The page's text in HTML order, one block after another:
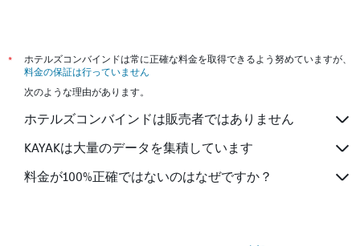
トーン ホテル セセイ
スカンディック ゴ グレンセン 20
トーン ホテル スロッツパルケン
スカンディック ウーラヴズ プラス
トーン ホテル スペクトロム
スカンディック カール ヨハン
*
ホテルズコンバインドは常に正確な料金を取得できるよう努めていますが、
料金の保証は行っていません
次のような理由があります。
ホテルズコンバインドは販売者ではありません
KAYAKは大量のデータを集積しています
料金が100%正確ではないのはなぜですか？